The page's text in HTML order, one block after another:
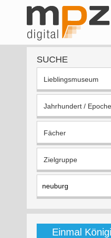
SUCHE
Lieblingsmuseum
Jahrhundert /
Fächer
Zielgruppe
Einmal